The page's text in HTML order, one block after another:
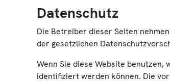
Datenschutz
Die Betreiber dieser Seiten
der gesetzlichen
Wenn Sie diese Website benutzen,
identifiziert werden können. Die